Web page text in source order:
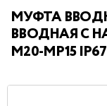
МУФТА
ВВОДНАЯ С
М20-МР15